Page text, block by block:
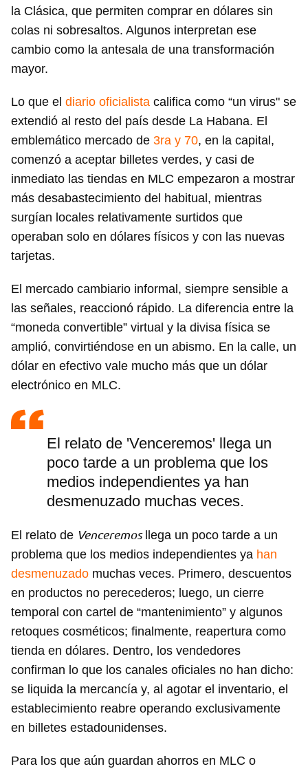
la Clásica, que permiten comprar en dólares sin
colas ni sobresaltos. Algunos interpretan ese
cambio como la antesala de una transformación
mayor.
Lo que el diario oficialista califica como “un virus" se
extendió al resto del país desde La Habana. El
emblemático mercado de 3ra y 70, en la capital,
comenzó a aceptar billetes verdes, y casi de
inmediato las tiendas en MLC empezaron a mostrar
más desabastecimiento del habitual, mientras
surgían locales relativamente surtidos que
operaban solo en dólares físicos y con las nuevas
tarjetas.
El mercado cambiario informal, siempre sensible a
las señales, reaccionó rápido. La diferencia entre la
“moneda convertible” virtual y la divisa física se
amplió, convirtiéndose en un abismo. En la calle, un
dólar en efectivo vale mucho más que un dólar
electrónico en MLC.
El relato de 'Venceremos' llega un
poco tarde a un problema que los
medios independientes ya han
desmenuzado muchas veces.
El relato de Venceremosllega un poco tarde a un
problema que los medios independientes ya han
desmenuzado muchas veces. Primero, descuentos
en productos no perecederos; luego, un cierre
temporal con cartel de “mantenimiento” y algunos
retoques cosméticos; finalmente, reapertura como
tienda en dólares. Dentro, los vendedores
confirman lo que los canales oficiales no han dicho:
se liquida la mercancía y, al agotar el inventario, el
establecimiento reabre operando exclusivamente
en billetes estadounidenses.
Para los que aún guardan ahorros en MLC o